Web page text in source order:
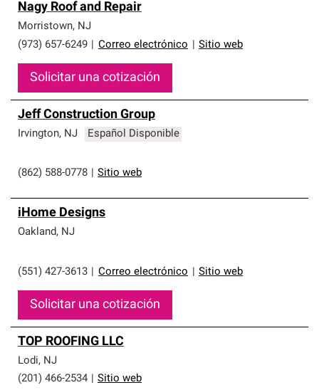
Nagy Roof and Repair
Morristown, NJ
(973) 657-6249
Correo electrónico Sitio web
Solicitar una cotización
Jeff Construction Group
Irvington, NJ Español Disponible
(862) 588-0778 Sitio web
iHome Designs
Oakland, NJ
(551) 427-3613 Correo electrónico Sitio web
Solicitar una cotización
TOP ROOFING LLC
Lodi, NJ
(201) 466-2534
Sitio web